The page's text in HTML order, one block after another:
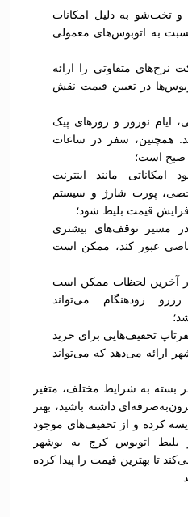
نوع اتوبوس: اتوبوس‌های VIP و تخت‌شو به دلیل امکانات
به اتوبوس‌های معمولی
متفاوتی را ارائه
در تعیین قیمت نقش
ایام نوروز و روزهای پیک
همچنین، سفر در ساعات
صبح است؛
امکاناتی مانند اینترنت
پورت شارژ و سیستم
قیمت بلیط شود؛
مسیر توقف‌های بیشتری
عبور کند، ممکن است
آخرین لحظات ممکن است
زودهنگام می‌تواند
تخفیف‌هایی برای خرید
ارائه می‌دهد که می‌تواند
بسته به شرایط مختلف، متغیر
داشته باشید، بهتر
کرده و از تخفیف‌های موجود
بلیط اتوبوس کرج به بوشهر
تا بهترین قیمت را پیدا کرده